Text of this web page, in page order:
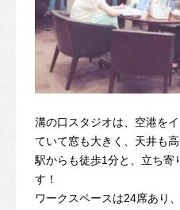
溝の口スタジオは、空港を
ていて窓も大きく、天井も
駅からも徒歩1分と、立ち寄
す！
ワークスペースは24席あり